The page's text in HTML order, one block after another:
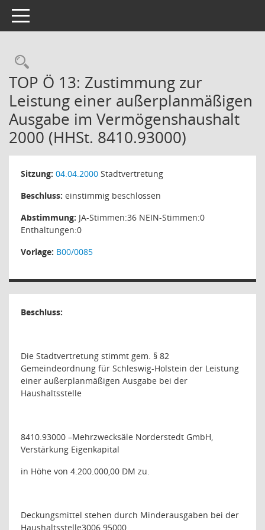
Toggle navigation
Rechercheauswahl
TOP Ö 13: Zustimmung zur
Leistung einer außerplanmäßigen
Ausgabe im Vermögenshaushalt
2000 (HHSt. 8410.93000)
Sitzung: 04.04.2000 Stadtvertretung
Beschluss: einstimmig beschlossen
Abstimmung: JA-Stimmen:36 NEIN-Stimmen:0
Enthaltungen:0
Vorlage: B00/0085
Beschluss:
Die Stadtvertretung stimmt gem. § 82
Gemeindeordnung für Schleswig-Holstein der Leistung
einer außerplanmäßigen Ausgabe bei der
Haushaltsstelle
8410.93000 –Mehrzwecksäle Norderstedt GmbH,
Verstärkung Eigenkapital
in Höhe von 4.200.000,00 DM zu.
Deckungsmittel stehen durch Minderausgaben bei der
Haushaltsstelle3006.95000